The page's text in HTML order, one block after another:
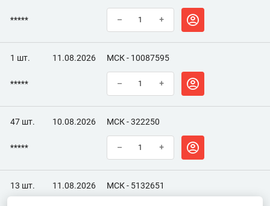
***** – +
1 шт. 11.08.2026 МСК - 10087595
***** – +
47 шт. 10.08.2026 МСК - 322250
***** – +
13 шт. 11.08.2026 МСК - 5132651